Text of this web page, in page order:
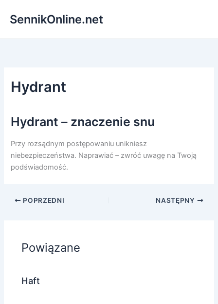
SennikOnline.net
Hydrant
Hydrant – znaczenie snu
Przy rozsądnym postępowaniu unikniesz
niebezpieczeństwa. Naprawiać – zwróć uwagę na Twoją
podświadomość.
POPRZEDNI NASTĘPNY
Powiązane
Haft